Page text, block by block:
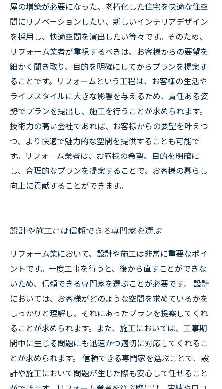
屋の増築が必要になった、老朽化した住宅を快適な住空
間にリノベーションしたい、新しいインテリアデザイン
を採用し、快適空間を演出したい等々です。そのため、
リフォーム業者が重視するべきは、お客様からの要望を
細かく聞き取り、目的を明確にしてからプランを提案す
ることです。リフォームという工程は、お客様の生活や
ライフスタイルに大きな影響を与えるため、責任ある姿
勢でプランを提出し、施工を行うことが求められます。
技術力の高い会社であれば、お客様からの要望を叶えつ
つ、より快適で魅力的な空間を提供することも可能で
す。リフォーム業者は、お客様の希望、目的を明確に
し、合理的なプランを提案することで、お客様の暮らし
向上に貢献することができます。
設計や施工には信頼できる専門家を選ぶ
リフォーム業において、設計や施工は非常に重要なポイ
ントです。一度工事を行うと、後から直すことができな
いため、信頼できる専門家を選ぶことが必要です。 設計
においては、お客様がどのような空間を求めているかを
しっかりと理解し、それにあったプランを提案してくれ
ることが求められます。また、施工においては、工事期
間中に生じる問題にも迅速かつ適切に対応してくれるこ
とが求められます。 信頼できる専門家を選ぶことで、設
計や施工において問題が生じた際も安心して任せること